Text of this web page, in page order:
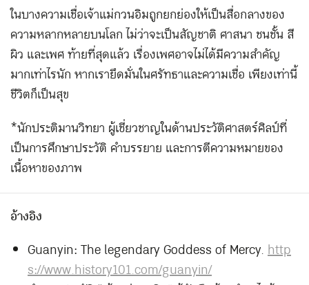
ในบางความเชื่อเจ้าแม่กวนอิมถูกยกย่องให้เป็นสื่อกลางของ
ความหลากหลายบนโลก ไม่ว่าจะเป็นสัญชาติ ศาสนา ชนชั้น สี
ผิว และเพศ ท้ายที่สุดแล้ว เรื่องเพศอาจไม่ได้มีความสำคัญ
มากเท่าไรนัก หากเรายึดมั่นในศรัทธาและความเชื่อ เพียงเท่านี้
ชีวิตก็เป็นสุข
*นักประติมานวิทยา ผู้เชี่ยวชาญในด้านประวัติศาสตร์ศิลป์ที่
เป็นการศึกษาประวัติ คำบรรยาย และการตีความหมายของ
เนื้อหาของภาพ
อ้างอิง
Guanyin: The legendary Goddess of Mercy.http
s://www.history101.com/guanyin/